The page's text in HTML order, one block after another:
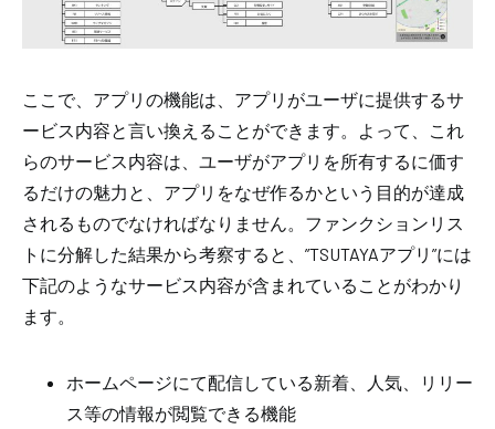
ここで、アプリの機能は、アプリがユーザに提供するサ
ービス内容と言い換えることができます。よって、これ
らのサービス内容は、ユーザがアプリを所有するに価す
るだけの魅力と、アプリをなぜ作るかという目的が達成
されるものでなければなりません。ファンクションリス
トに分解した結果から考察すると、”TSUTAYAアプリ”には
下記のようなサービス内容が含まれていることがわかり
ます。
ホームページにて配信している新着、人気、リリー
ス等の情報が閲覧できる機能